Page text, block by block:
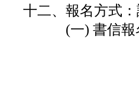
十二、報名方式
(一) 書信報